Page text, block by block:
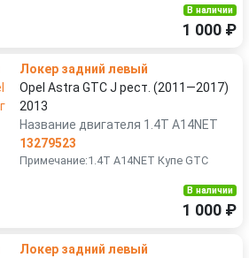
В наличии
1 000 ₽
Локер задний левый
Opel Astra GTC J рест. (2011—2017)
2013
Название двигателя 1.4T A14NET
13279523
Примечание:1.4T A14NET Купе GTC
В наличии
1 000 ₽
Локер задний левый